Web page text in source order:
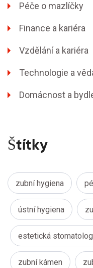
Péče o mazlíčky
Finance a kariéra
Vzdělání a kariéra
Technologie a
Domácnost a
Štítky
zubní hygiena
ústní hygiena
estetická
zubní kámen